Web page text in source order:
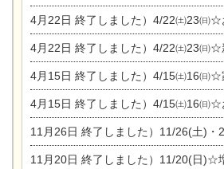
4月22日 終了しました）4/22㈯23㈰☆お得に
4月22日 終了しました）4/22㈯23㈰☆新築・建替
4月15日 終了しました）4/15㈯16㈰☆家づくりゆ
4月15日 終了しました）4/15㈯16㈰☆おう
11月26日 終了しました）11/26(土)・27(日)☆新築
11月20日 終了しました）11/20(日)☆増改築・リフォームま